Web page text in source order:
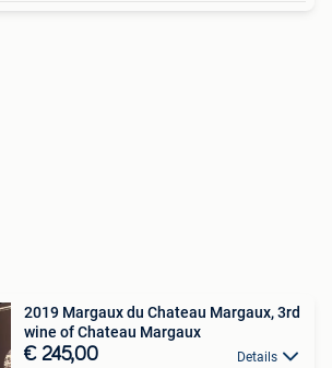
2019 Margaux du Chateau Margaux, 3rd
wine of Chateau Margaux
€ 245,00 Details